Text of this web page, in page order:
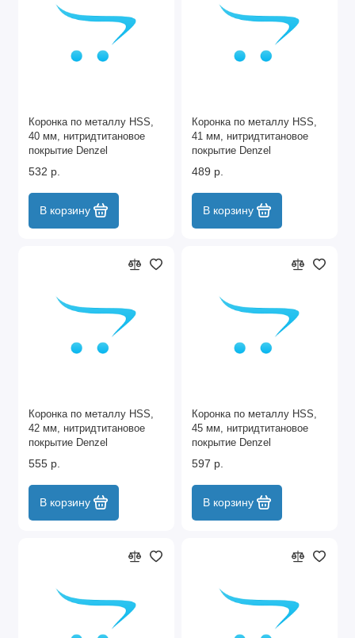
Коронка по металлу HSS,
40 мм, нитридтитановое
покрытие Denzel
532 р.
В корзину
Коронка по металлу HSS,
41 мм, нитридтитановое
покрытие Denzel
489 р.
В корзину
Коронка по металлу HSS,
42 мм, нитридтитановое
покрытие Denzel
555 р.
В корзину
Коронка по металлу HSS,
45 мм, нитридтитановое
покрытие Denzel
597 р.
В корзину